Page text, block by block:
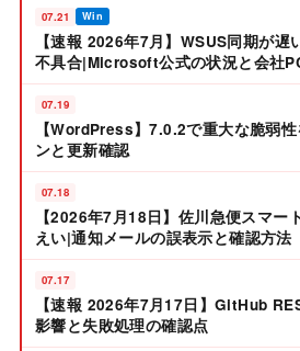
07.21 Win
【速報 2026年7月】WSUS同期が遅
不具合|Microsoft公式の状況と会社
07.19
【WordPress】7.0.2で重大な脆弱
ンと更新確認
07.18
【2026年7月18日】佐川急便スマー
えい|通知メールの誤表示と確認方法
07.17
【速報 2026年7月17日】GitHub
影響と失敗処理の確認点